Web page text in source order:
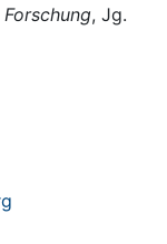
, Jg.